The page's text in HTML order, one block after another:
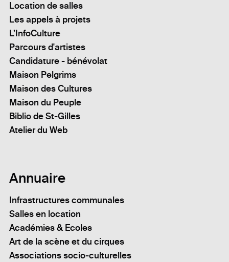
Location de salles
Les appels à projets
L’InfoCulture
Parcours d'artistes
Candidature - bénévolat
Maison Pelgrims
Maison des Cultures
Maison du Peuple
Biblio de St-Gilles
Atelier du Web
Annuaire
Infrastructures communales
Salles en location
Académies & Ecoles
Art de la scène et du cirques
Associations socio-culturelles